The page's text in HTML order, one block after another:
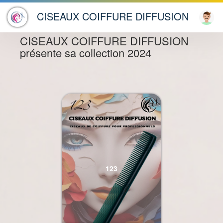
CISEAUX COIFFURE DIFFUSION
KISSEI
CISEAUX COIFFURE DIFFUSION
présente sa collection 2024
123
×
"Hello ! En quoi puis-je
vous aider ?"